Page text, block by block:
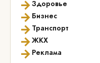
→Здоровье
→ Бизнес
→ Транспорт
→ЖКХ
→ Реклама